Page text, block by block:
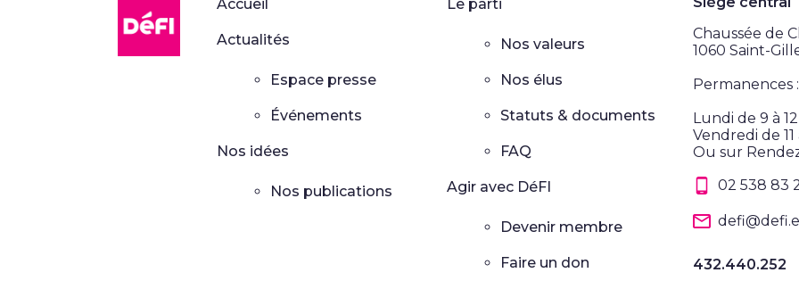
Accueil
Actualités
Espace presse
Événements
Nos idées
Nos publications
Le parti
Nos valeurs
Nos élus
Statuts & documents
FAQ
Agir avec DéFI
Devenir membre
Faire un don
Chaussée de
1060 Saint-
Permanences :
Lundi de 9 à
Vendredi de 11
Ou sur
02 538 83
432.440.252